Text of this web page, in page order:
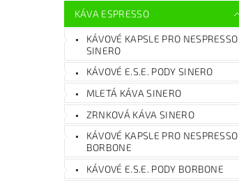
KÁVA ESPRESSO
KÁVOVÉ KAPSLE PRO NESPRESSO
SINERO
KÁVOVÉ E.S.E. PODY SINERO
MLETÁ KÁVA SINERO
ZRNKOVÁ KÁVA SINERO
KÁVOVÉ KAPSLE PRO NESPRESSO
BORBONE
KÁVOVÉ E.S.E. PODY BORBONE